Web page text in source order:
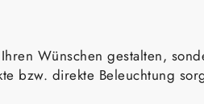
Wünschen gestalten,
bzw. direkte Beleuchtung